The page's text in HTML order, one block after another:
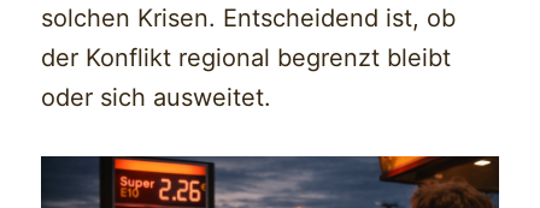
solchen Krisen. Entscheidend ist, ob
der Konflikt regional begrenzt bleibt
oder sich ausweitet.